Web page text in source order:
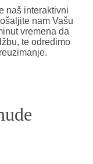
naš interaktivni
nam Vašu
vremena da
te odredimo